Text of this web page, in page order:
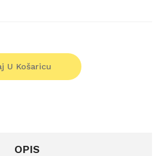
U Košaricu
OPIS